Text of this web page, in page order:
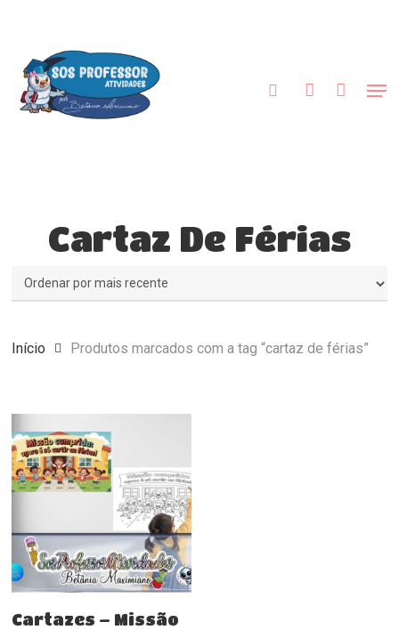
content
Cartaz De Férias
Início Produtos marcados com a tag “cartaz de férias”
Comprar
Cartazes – Missão